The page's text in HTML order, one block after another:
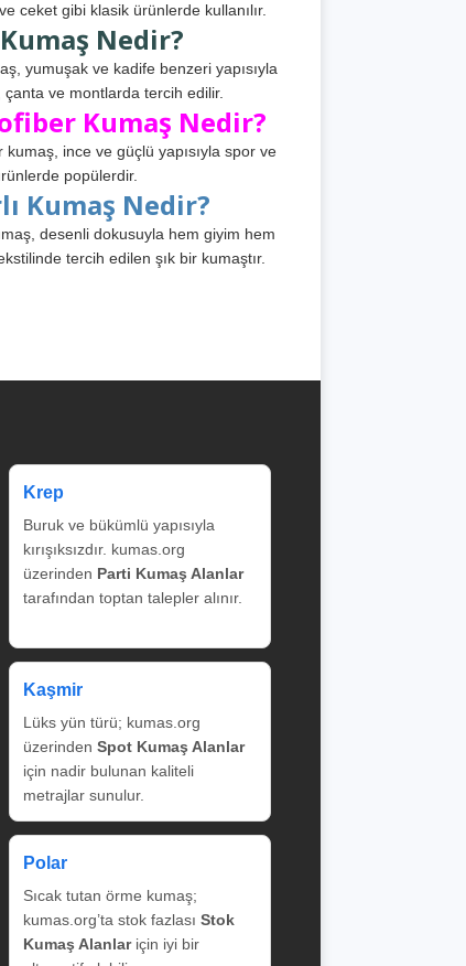
ceket gibi klasik ürünlerde kullanılır.
Nedir?
yumuşak ve kadife benzeri yapısıyla
çanta ve montlarda tercih edilir.
Kumaş Nedir?
kumaş, ince ve güçlü yapısıyla spor ve
popülerdir.
Kumaş Nedir?
desenli dokusuyla hem giyim hem
tercih edilen şık bir kumaştır.
Krep
Buruk ve bükümlü yapısıyla
kırışıksızdır. kumas.org
üzerinden Parti Kumaş Alanlar
tarafından toptan talepler alınır.
Kaşmir
Lüks yün türü; kumas.org
üzerinden Spot Kumaş Alanlar
için nadir bulunan kaliteli
metrajlar sunulur.
Polar
Sıcak tutan örme kumaş;
kumas.org’ta stok fazlası Stok
Kumaş Alanlariçin iyi bir